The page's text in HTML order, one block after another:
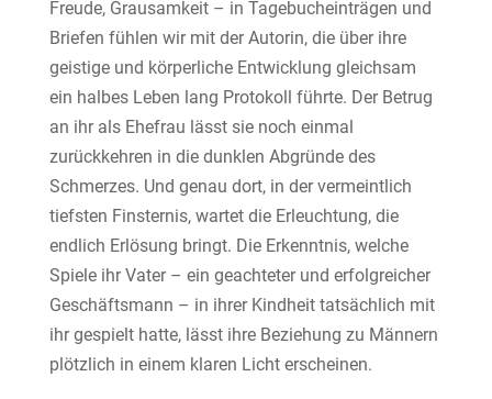
Freude, Grausamkeit – in Tagebucheinträgen und
Briefen fühlen wir mit der Autorin, die über ihre
geistige und körperliche Entwicklung gleichsam
ein halbes Leben lang Protokoll führte. Der Betrug
an ihr als Ehefrau lässt sie noch einmal
zurückkehren in die dunklen Abgründe des
Schmerzes. Und genau dort, in der vermeintlich
tiefsten Finsternis, wartet die Erleuchtung, die
endlich Erlösung bringt. Die Erkenntnis, welche
Spiele ihr Vater – ein geachteter und erfolgreicher
Geschäftsmann – in ihrer Kindheit tatsächlich mit
ihr gespielt hatte, lässt ihre Beziehung zu Männern
plötzlich in einem klaren Licht erscheinen.